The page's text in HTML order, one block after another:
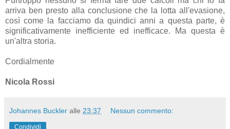
arriva ben presto alla conclusione che la lotta all'evasione,
così come la facciamo da quindici anni a questa parte, è
significativamente inefficiente ed inefficace. Ma questa è
un'altra storia.
Cordialmente
Nicola Rossi
Johannes Buckler alle 23:37 Nessun commento:
Condividi